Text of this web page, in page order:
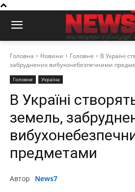
Головна Новини Головне
В Україні
забруднених вибухонебезпечними
Головне Україна
В Україні
земель,
предметами
Автор News7